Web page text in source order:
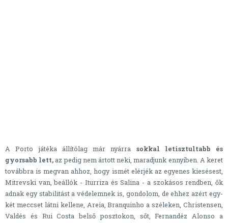
A Porto játéka állítólag már nyárra sokkal letisztultabb és
gyorsabb lett, az pedig nem ártott neki, maradjunk ennyiben. A keret
továbbra is megvan ahhoz, hogy ismét elérjék az egyenes kiesésest,
Mitrevski van, beállók - Iturriza és Salina - a szokásos rendben, ők
adnak egy stabilitást a védelemnek is, gondolom, de ehhez azért egy-
két meccset látni kellene, Areia, Branquinho a széleken, Christensen,
Valdés és Rui Costa belső posztokon, sőt, Fernandéz Alonso a